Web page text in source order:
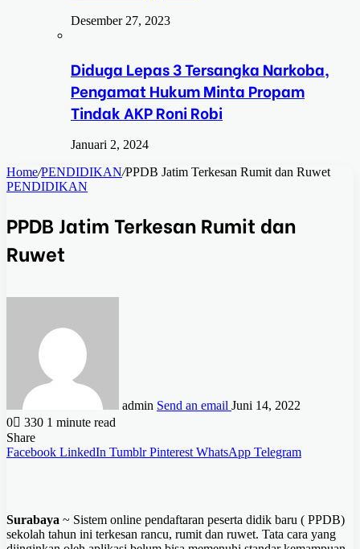
Desember 27, 2023
Diduga Lepas 3 Tersangka Narkoba,
Pengamat Hukum Minta Propam
Tindak AKP Roni Robi
Januari 2, 2024
Home/PENDIDIKAN/PPDB Jatim Terkesan Rumit dan Ruwet
PENDIDIKAN
PPDB Jatim Terkesan Rumit dan
Ruwet
admin Send an email Juni 14, 2022
0
330 1 minute read
Share
Facebook LinkedIn Tumblr Pinterest WhatsApp Telegram
Surabaya ~ Sistem online pendaftaran peserta didik baru ( PPDB)
sekolah tahun ini terkesan rancu, rumit dan ruwet. Tata cara yang